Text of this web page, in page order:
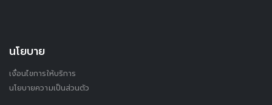
นโยบาย
เงื่อนไขการให้บริการ
นโยบายความเป็นส่วนตัว